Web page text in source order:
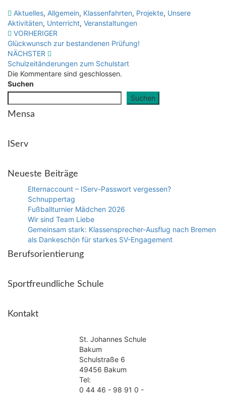
Aktuelles, Allgemein, Klassenfahrten, Projekte, Unsere
Aktivitäten, Unterricht, Veranstaltungen
Beitragsnavigation
VORHERIGER
Glückwunsch zur bestandenen Prüfung!
NÄCHSTER
Schulzeitänderungen zum Schulstart
Die Kommentare sind geschlossen.
Suchen
Suchen
Mensa
IServ
Neueste Beiträge
Elternaccount – IServ-Passwort vergessen?
Schnuppertag
Fußballturnier Mädchen 2026
Wir sind Team Liebe
Gemeinsam stark: Klassensprecher-Ausflug nach Bremen
als Dankeschön für starkes SV-Engagement
Berufsorientierung
Sportfreundliche Schule
Kontakt
St. Johannes Schule
Bakum
Schulstraße 6
49456 Bakum
Tel:
0 44 46 - 98 91 0 -